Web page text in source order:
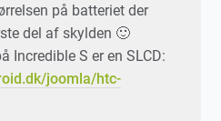
på batteriet der
del af skylden 🙂
Incredible S er en SLCD:
joomla/htc-